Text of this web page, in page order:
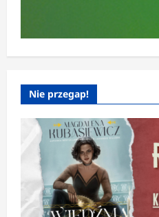
Nie przegap!